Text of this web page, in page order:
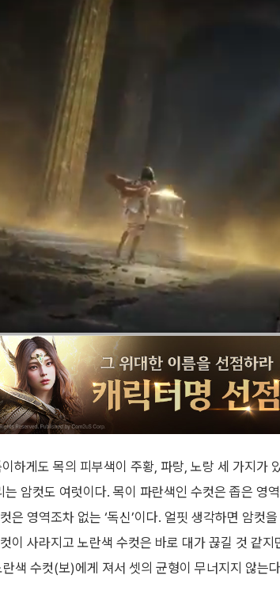
하게도 목의 피부색이 주황, 파랑, 노랑 세 가지가
는 암컷도 여럿이다. 목이 파란색인 수컷은 좁은 영
은 영역조차 없는 ‘독신’이다. 얼핏 생각하면 암컷
이 사라지고 노란색 수컷은 바로 대가 끊길 것 같
색 수컷(보)에게 져서 셋의 균형이 무너지지 않는